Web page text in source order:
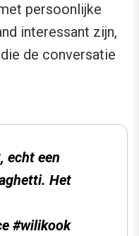
persoonlijke
interessant zijn,
de conversatie
echt een
Het
#wilikook